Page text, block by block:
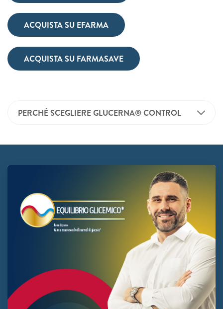
ACQUISTA SU EFARMA
ACQUISTA SU FARMASAVE
PERCHÉ SCEGLIERE GLUCERNA® CONTROL